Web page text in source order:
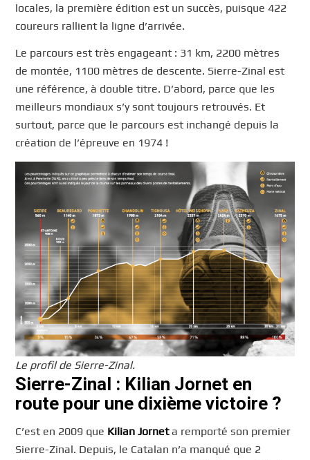
locales, la première édition est un succès, puisque 422
coureurs rallient la ligne d’arrivée.
Le parcours est très engageant : 31 km, 2200 mètres
de montée, 1100 mètres de descente. Sierre-Zinal est
une référence, à double titre. D’abord, parce que les
meilleurs mondiaux s’y sont toujours retrouvés. Et
surtout, parce que le parcours est inchangé depuis la
création de l’épreuve en 1974 !
Le profil de Sierre-Zinal.
Sierre-Zinal : Kilian Jornet en
route pour une dixième victoire ?
C’est en 2009 que Kilian Jorneta remporté son premier
Sierre-Zinal. Depuis, le Catalan n’a manqué que 2